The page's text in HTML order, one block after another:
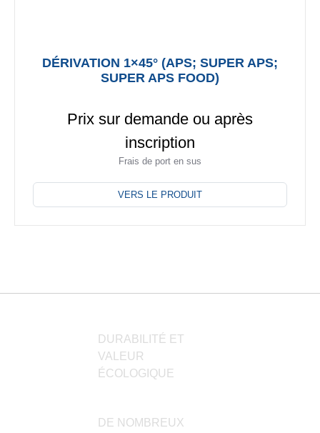
DÉRIVATION 1×45° (APS; SUPER APS;
SUPER APS FOOD)
Prix sur demande ou après
inscription
Frais de port en sus
a
peuvent
VERS LE PRODUIT
DURABILITÉ ET
VALEUR
ÉCOLOGIQUE
DE NOMBREUX